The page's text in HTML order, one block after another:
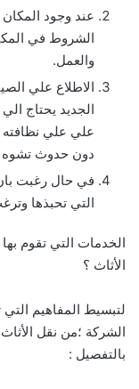
عند وجود
الشروط في
والعمل.
الاطلاع علي
الجديد يحتاج
علي علي
دون حدوث تشوه
في حال رغبت
التي تحبذها
الخدمات التي تقوم
الأثاث ؟
لتبسيط المفاهيم التي
الشركة ؛من نقل
بالتفصيل :